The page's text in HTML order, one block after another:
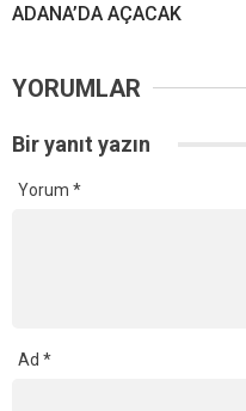
ADANA’DA AÇACAK
YORUMLAR
Bir yanıt yazın
Yorum *
Ad *